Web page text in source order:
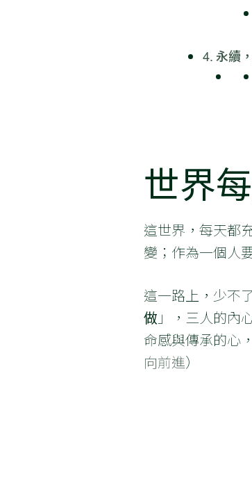
永續
世界
這世界，每天都
變；作為一個人
這一路上，少不
做 」，三人的內
命感與傳承的心
向前進）